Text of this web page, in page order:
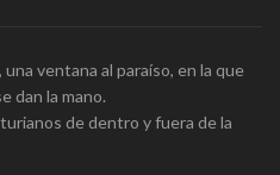
ventana al paraíso, en la que
dan la mano.
de dentro y fuera de la